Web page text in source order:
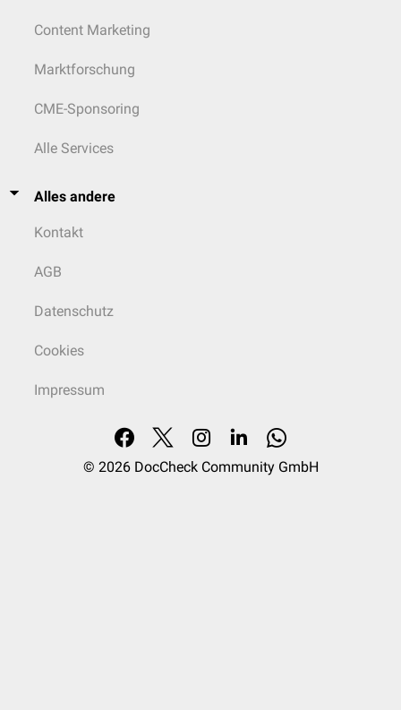
Content Marketing
Marktforschung
CME-Sponsoring
Alle Services
Alles andere
Kontakt
AGB
Datenschutz
Cookies
Impressum
© 2026 DocCheck Community GmbH